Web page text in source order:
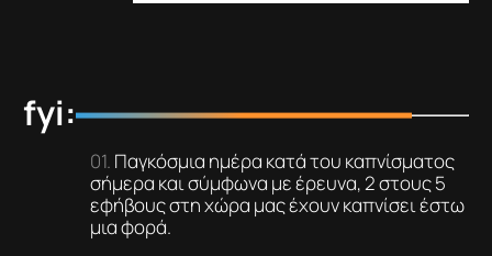
fyi:
Παγκόσμια ημέρα κατά του καπνίσματος
σήμερα και σύμφωνα με έρευνα, 2 στους 5
εφήβους στη χώρα μας έχουν καπνίσει έστω
μια φορά.